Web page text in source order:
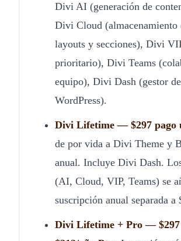
Divi AI (generación de
Divi Cloud (almacenamiento
layouts y secciones), Divi
prioritario), Divi Teams
equipo), Divi Dash (gestor
WordPress).
Divi Lifetime — $297 pago
de por vida a Divi Theme y
anual. Incluye Divi Dash.
(AI, Cloud, VIP, Teams) se
suscripción anual separada a
Divi Lifetime + Pro — $297